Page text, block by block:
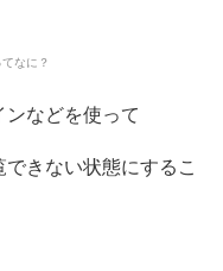
ンなどを使って
きない状態にするこ